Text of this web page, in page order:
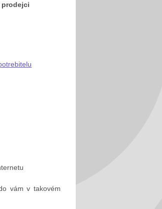
prodejci
vám v takovém